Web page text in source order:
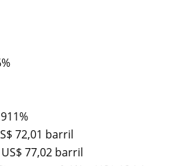
72,01 barril
77,02 barril